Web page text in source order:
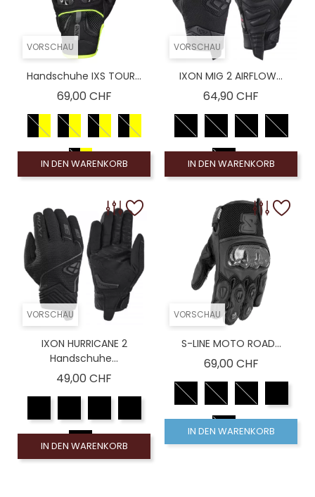
VORSCHAU
Handschuhe IXS TOUR...
69,00 CHFPreis
IN DEN WARENKORB
VORSCHAU
IXON MIG 2 AIRFLOW...
64,90 CHF
IN DEN WARENKORB
VORSCHAU
IXON HURRICANE 2
Handschuhe...
49,00 CHF
IN DEN WARENKORB
VORSCHAU
S-LINE MOTO ROAD...
69,00 CHFPreis
IN DEN WARENKORB